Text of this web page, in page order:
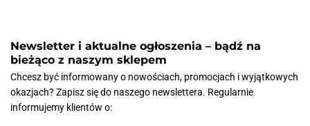
Newsletter i aktualne ogłoszenia – bądź na
bieżąco z naszym sklepem
Chcesz być informowany o nowościach, promocjach i wyjątkowych
okazjach? Zapisz się do naszego newslettera. Regularnie
informujemy klientów o: